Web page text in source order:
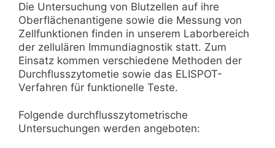
Die Untersuchung von Blutzellen auf ihre
Oberflächenantigene sowie die Messung von
Zellfunktionen finden in unserem Laborbereich
der zellulären Immundiagnostik statt. Zum
Einsatz kommen verschiedene Methoden der
Durchflusszytometie sowie das ELISPOT-
Verfahren für funktionelle Teste.
Folgende durchflusszytometrische
Untersuchungen werden angeboten: